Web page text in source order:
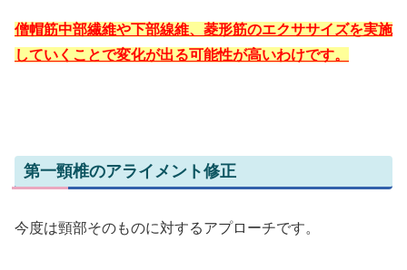
僧帽筋中部繊維や下部線維、菱形筋のエクササイズを実施
していくことで変化が出る可能性が高いわけです。
第一頸椎のアライメント修正
今度は頸部そのものに対するアプローチです。